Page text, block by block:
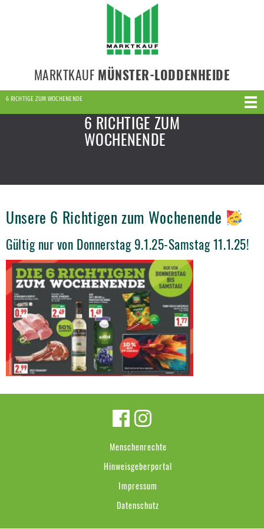
MARKTKAUF MÜNSTER-LODDENHEIDE
6 RICHTIGE ZUM WOCHENENDE
6 RICHTIGE ZUM
WOCHENENDE
Unsere 6 Richtigen zum Wochenende
Gültig nur von Donnerstag 9.1.25-Samstag 11.1.25!
Menschenrechte
Hinweisgeberportal
Impressum
Datenschutz